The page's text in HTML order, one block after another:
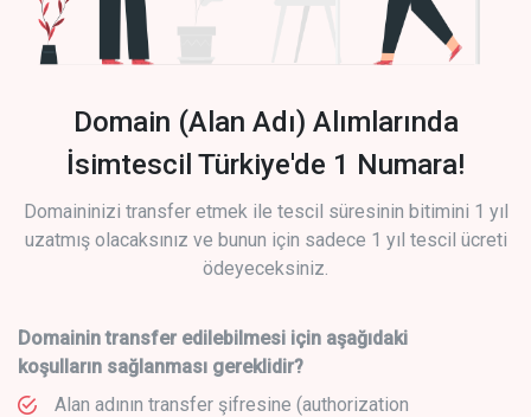
Domain (Alan Adı) Alımlarında
İsimtescil Türkiye'de 1 Numara!
Domaininizi transfer etmek ile tescil süresinin bitimini 1 yıl
uzatmış olacaksınız ve bunun için sadece 1 yıl tescil ücreti
ödeyeceksiniz.
Domainin transfer edilebilmesi için aşağıdaki
koşulların sağlanması gereklidir?
Alan adının transfer şifresine (authorization